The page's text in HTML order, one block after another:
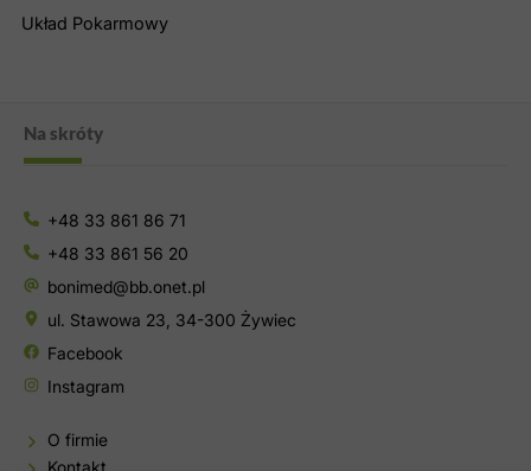
Układ Pokarmowy
Na skróty
+48 33 861 86 71
+48 33 861 56 20
bonimed@bb.onet.pl
ul. Stawowa 23, 34-300 Żywiec
Facebook
Instagram
O firmie
Kontakt